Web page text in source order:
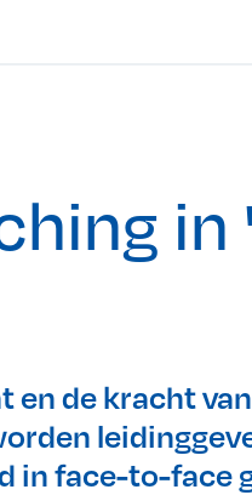
in
en de kracht
in face-to-face